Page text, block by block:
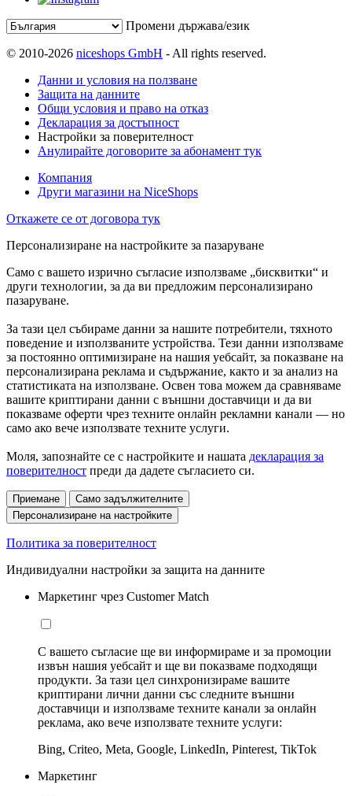
Промени държава/език
© 2010-2026 niceshops GmbH - All rights reserved.
Данни и условия на ползване
Защита на данните
Общи условия и право на отказ
Декларация за достъпност
Настройки за поверителност
Анулирайте договорите за абонамент тук
Компания
Други магазини на NiceShops
Откажете се от договора тук
Персонализиране на настройките за пазаруване
Само с вашето изрично съгласие използваме „бисквитки“ и
други технологии, за да ви предложим персонализирано
пазаруване.
За тази цел събираме данни за нашите потребители, тяхното
поведение и използваните устройства. Тези данни използваме
за постоянно оптимизиране на нашия уебсайт, за показване на
персонализирана реклама и съдържание, както и за анализ на
статистиката на използване. Освен това можем да сравняваме
вашите криптирани данни с външни доставчици и да ви
показваме оферти чрез техните онлайн рекламни канали — но
само ако вече използвате техните услуги.
Моля, запознайте се с настройките и нашата декларация за
поверителност преди да дадете съгласието си.
Приемане
Само задължителните
Персонализиране на настройките
Политика за поверителност
Индивидуални настройки за защита на данните
Маркетинг чрез Customer Match
С вашето съгласие ще ви информираме и за промоции
извън нашия уебсайт и ще ви показваме подходящи
продукти. За тази цел синхронизираме вашите
криптирани лични данни със следните външни
доставчици и използваме техните канали за онлайн
реклама, ако вече използвате техните услуги:
Bing, Criteo, Meta, Google, LinkedIn, Pinterest, TikTok
Маркетинг